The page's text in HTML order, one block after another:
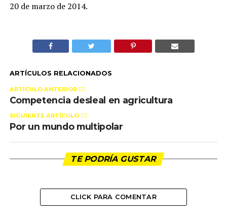
20 de marzo de 2014.
ARTÍCULOS RELACIONADOS
ARTÍCULO ANTERIOR 👉🏻
Competencia desleal en agricultura
SIGUIENTE ARTÍCULO 👈🏻
Por un mundo multipolar
TE PODRÍA GUSTAR
CLICK PARA COMENTAR